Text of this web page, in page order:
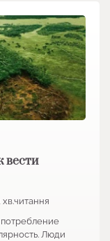
вести
хв.читання
потребление
Люди